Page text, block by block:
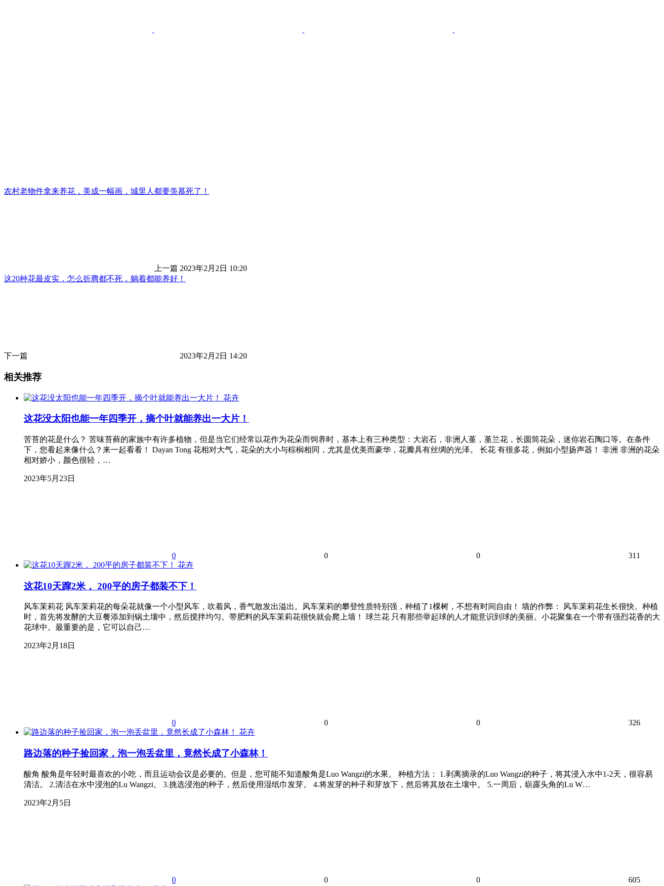
农村老物件拿来养花，美成一幅画，城里人都要羡慕死了！
上一篇 2023年2月2日 10:20
这20种花最皮实，怎么折腾都不死，躺着都能养好！
下一篇 2023年2月2日 14:20
相关推荐
花卉
这花没太阳也能一年四季开，摘个叶就能养出一大片！
苦苔的花是什么？ 苦味苔藓的家族中有许多植物，但是当它们经常以花作为花朵而饲养时，基本上有三种类型：大岩石，非洲人堇，堇兰花，长圆筒花朵，迷你岩石陶口等。在条件
下，您看起来像什么？来一起看看！ Dayan Tong 花相对大气，花朵的大小与棕榈相同，尤其是优美而豪华，花瓣具有丝绸的光泽。 长花 有很多花，例如小型扬声器！ 非洲 非洲的花朵
相对娇小，颜色很轻，…
2023年5月23日
0 0 0
311
花卉
这花10天蹿2米， 200平的房子都装不下！
风车茉莉花 风车茉莉花的每朵花就像一个小型风车，吹着风，香气散发出溢出。风车茉莉的攀登性质特别强，种植了1棵树，不想有时间自由！ 墙的作弊： 风车茉莉花生长很快。种植
时，首先将发酵的大豆餐添加到锅土壤中，然后搅拌均匀。带肥料的风车茉莉花很快就会爬上墙！ 球兰花 只有那些举起球的人才能意识到球的美丽。小花聚集在一个带有强烈花香的大
花球中。最重要的是，它可以自己…
2023年2月18日
0 0 0
326
花卉
路边落的种子捡回家，泡一泡丢盆里，竟然长成了小森林！
酸角 酸角是年轻时最喜欢的小吃，而且运动会议是必要的。但是，您可能不知道酸角是Luo Wangzi的水果。 种植方法： 1.剥离摘录的Luo Wangzi的种子，将其浸入水中1-2天，很容易
清洁。 2.清洁在水中浸泡的Lu Wangzi。 3.挑选浸泡的种子，然后使用湿纸巾发芽。 4.将发芽的种子和芽放下，然后将其放在土壤中。 5.一周后，崭露头角的Lu W…
2023年2月5日
0 0 0
605